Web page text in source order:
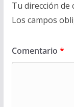
Tu dirección de
Los campos
Comentario *